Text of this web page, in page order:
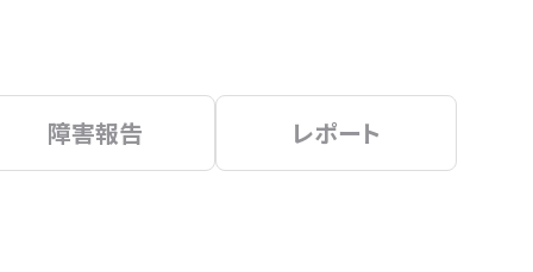
障害報告 レポート